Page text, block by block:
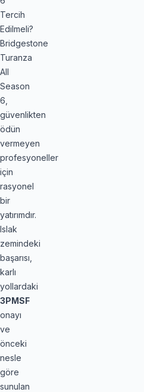
Tercih
Edilmeli?
Bridgestone
Turanza
All
Season
6,
güvenlikten
ödün
vermeyen
profesyoneller
için
rasyonel
bir
yatırımdır.
Islak
zemindeki
başarısı,
karlı
yollardaki
3PMSF
onayı
ve
önceki
nesle
göre
sunulan